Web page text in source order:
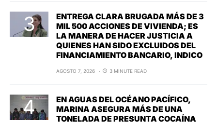
ENTREGA CLARA BRUGADA MÁS DE 3
MIL 500 ACCIONES DE VIVIENDA; ES
LA MANERA DE HACER JUSTICIA A
QUIENES HAN SIDO EXCLUIDOS DEL
FINANCIAMIENTO BANCARIO, INDICO
AGOSTO 7, 2026 3 MINUTE READ
EN AGUAS DEL OCÉANO PACÍFICO,
MARINA ASEGURA MÁS DE UNA
TONELADA DE PRESUNTA COCAÍNA